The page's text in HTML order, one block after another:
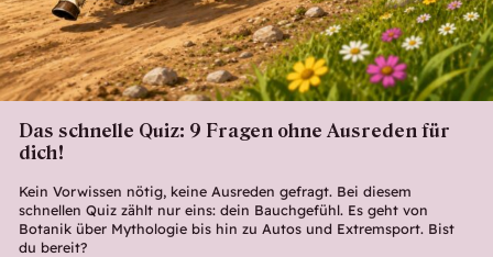
Das schnelle Quiz: 9 Fragen ohne Ausreden für
dich!
Kein Vorwissen nötig, keine Ausreden gefragt. Bei diesem
schnellen Quiz zählt nur eins: dein Bauchgefühl. Es geht von
Botanik über Mythologie bis hin zu Autos und Extremsport. Bist
du bereit?